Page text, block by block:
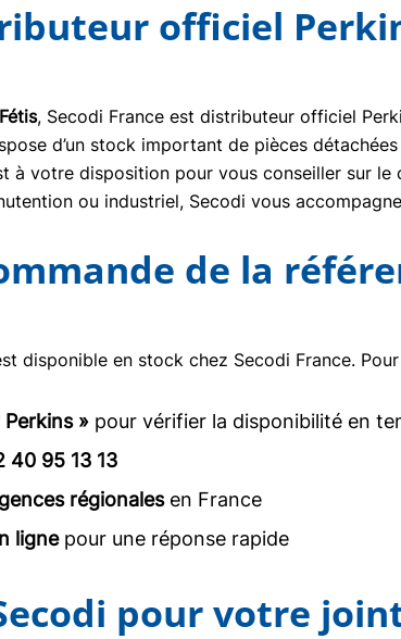
officiel
, Secodi France est distributeur officiel
d’un stock important de pièces
à votre disposition pour vous conseiller sur
ou industriel, Secodi vous
de la
disponible en stock chez Secodi France.
» pour vérifier la disponibilité en
40 95 13 13
régionalesen France
lignepour une réponse rapide
pour votre